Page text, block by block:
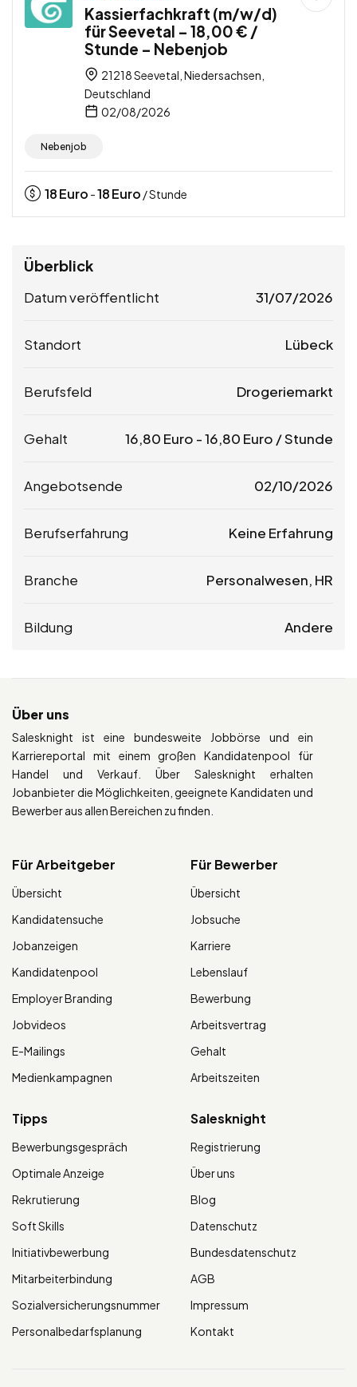
Kassierfachkraft (m/w/d)
für Seevetal – 18,00 € /
Stunde – Nebenjob
21218 Seevetal, Niedersachsen,
Deutschland
02/08/2026
Nebenjob
18Euro -18Euro / Stunde
Überblick
Datum veröffentlicht 31/07/2026
Standort Lübeck
Berufsfeld Drogeriemarkt
Gehalt 16,80 Euro -16,80 Euro / Stunde
Angebotsende 02/10/2026
Berufserfahrung Keine Erfahrung
Branche Personalwesen, HR
Bildung Andere
Über uns
Salesknight ist eine bundesweite Jobbörse und ein
Karriereportal mit einem großen Kandidatenpool für
Handel und Verkauf. Über Salesknight erhalten
Jobanbieter die Möglichkeiten, geeignete Kandidaten und
Bewerber aus allen Bereichen zu finden.
Für Arbeitgeber
Übersicht
Kandidatensuche
Jobanzeigen
Kandidatenpool
Employer Branding
Jobvideos
E-Mailings
Medienkampagnen
Für Bewerber
Übersicht
Jobsuche
Karriere
Lebenslauf
Bewerbung
Arbeitsvertrag
Gehalt
Arbeitszeiten
Tipps
Bewerbungsgespräch
Optimale Anzeige
Rekrutierung
Soft Skills
Initiativbewerbung
Mitarbeiterbindung
Sozialversicherungsnummer
Personalbedarfsplanung
Salesknight
Registrierung
Über uns
Blog
Datenschutz
Bundesdatenschutz
AGB
Impressum
Kontakt